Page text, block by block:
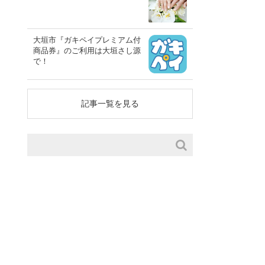
大垣市『ガキペイプレミアム付
商品券』のご利用は大垣さし源
で！
記事一覧を見る